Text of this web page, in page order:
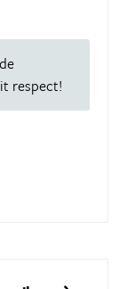
respect!